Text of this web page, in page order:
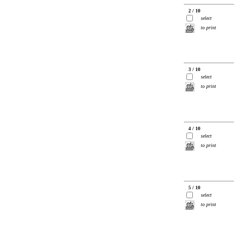
2 / 10
select
to print
3 / 10
select
to print
4 / 10
select
to print
5 / 10
select
to print